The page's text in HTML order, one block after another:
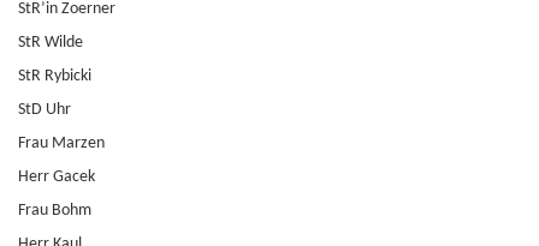
StR’in Zoerner
StR Wilde
StR Rybicki
StD Uhr
Frau Marzen
Herr Gacek
Frau Bohm